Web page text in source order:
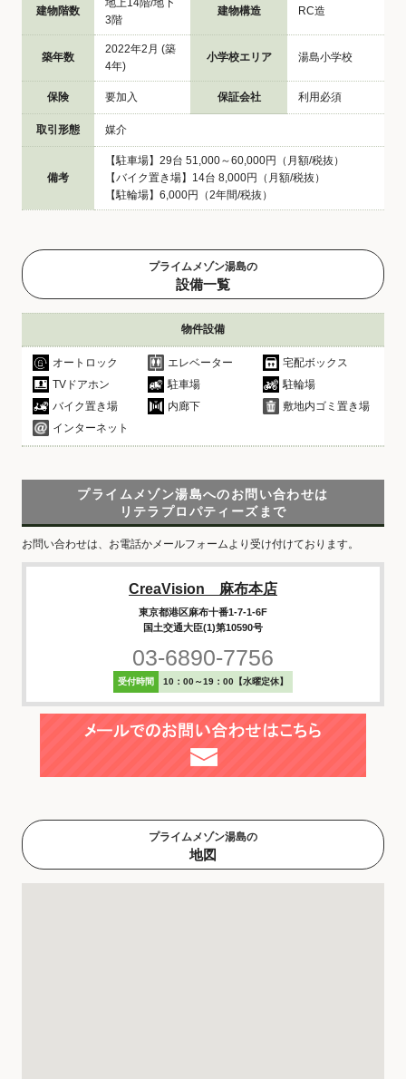
建物階数
地上14階/地下
3階
建物構造 RC造
築年数
2022年2月 (築
4年)
小学校エリア 湯島小学校
保険 要加入 保証会社 利用必須
取引形態 媒介
備考
【駐車場】29台 51,000～60,000円（月額/税抜）
【バイク置き場】14台 8,000円（月額/税抜）
【駐輪場】6,000円（2年間/税抜）
プライムメゾン湯島の
設備一覧
物件設備
オートロック エレベーター
宅配ボックス
TVドアホン
駐車場
駐輪場
バイク置き場
内廊下
敷地内ゴミ置き場
インターネット
プライムメゾン湯島へのお問い合わせは
リテラプロパティーズまで
お問い合わせは、お電話かメールフォームより受け付けております。
CreaVision 麻布本店
東京都港区麻布十番1-7-1-6F
国土交通大臣(1)第10590号
03-6890-7756
受付時間 10：00～19：00【水曜定休】
プライムメゾン湯島の
地図